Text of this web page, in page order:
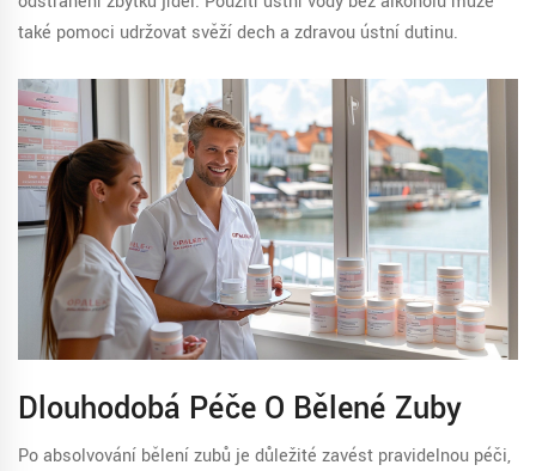
také pomoci udržovat svěží dech a zdravou ústní dutinu.
Dlouhodobá Péče O Bělené Zuby
Po absolvování bělení zubů je důležité zavést pravidelnou péči,